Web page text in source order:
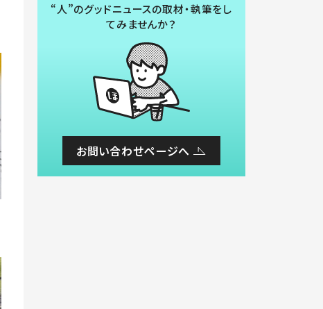
“人”のグッドニュースの取材・執筆をし
てみませんか？
お問い合わせページへ